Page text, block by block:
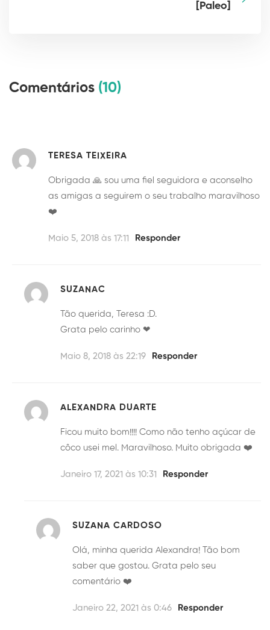
[Paleo]
Comentários (10)
TERESA TEIXEIRA
Obrigada 🙏 sou uma fiel seguidora e aconselho
as amigas a seguirem o seu trabalho maravilhoso
❤️
Maio 5, 2018 às 17:11 Responder
SUZANAC
Tão querida, Teresa :D.
Grata pelo carinho ❤
Maio 8, 2018 às 22:19 Responder
ALEXANDRA DUARTE
Ficou muito bom!!!! Como não tenho açúcar de
côco usei mel. Maravilhoso. Muito obrigada ❤️
Janeiro 17, 2021 às 10:31 Responder
SUZANA CARDOSO
Olá, minha querida Alexandra! Tão bom
saber que gostou. Grata pelo seu
comentário ❤️
Janeiro 22, 2021 às 0:46 Responder